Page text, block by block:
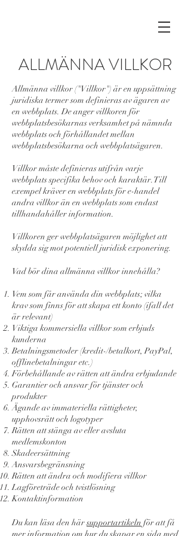
ALLMÄNNA VILLKOR
Allmänna villkor ("Villkor") är en uppsättning
juridiska termer som definieras av ägaren av
en webbplats. De anger villkoren för
webbplatsbesökarnas verksamhet på nämnda
webbplats och förhållandet mellan
webbplatsbesökarna och webbplatsägaren.
Villkor måste definieras utifrån varje
webbplats specifika behov och karaktär. Till
exempel kräver en webbplats för e-handel
andra villkor än en webbplats som endast
tillhandahåller information.
Villkoren ger webbplatsägaren möjlighet att
skydda sig mot potentiell juridisk exponering.
Vad bör dina allmänna villkor innehålla?
Vem som får använda din webbplats; vilka
krav som finns för att skapa ett konto (ifall det
är relevant)
Viktiga kommersiella villkor som erbjuds
kunderna
Betalningsmetoder (kredit-/betalkort, PayPal,
offlinebetalningar etc.)
Förbehållande av rätten att ändra erbjudande
Garantier och ansvar för tjänster och
produkter
Ägande av immateriella rättigheter,
upphovsrätt och logotyper
Rätten att stänga av eller avsluta
medlemskonton
Skadeersättning
Ansvarsbegränsning
Rätten att ändra och modifiera villkor
Lagföreträde och tvistlösning
Kontaktinformation
Du kan läsa den härsupportartikeln för att få
mer information om hur du skapar en sida med